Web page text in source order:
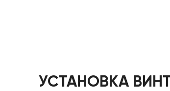
УСТАНОВКА